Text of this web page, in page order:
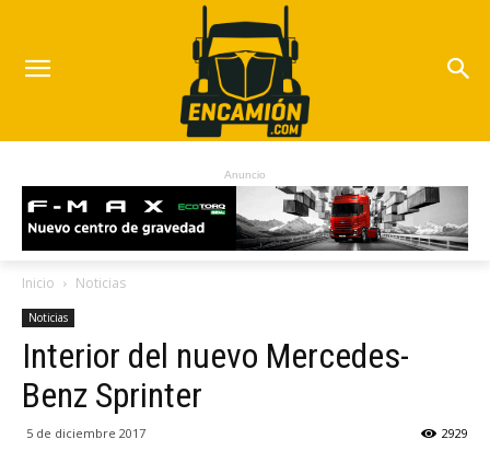
Anuncio
Inicio Noticias
Noticias
Interior del nuevo Mercedes-
Benz Sprinter
5 de diciembre 2017 2929